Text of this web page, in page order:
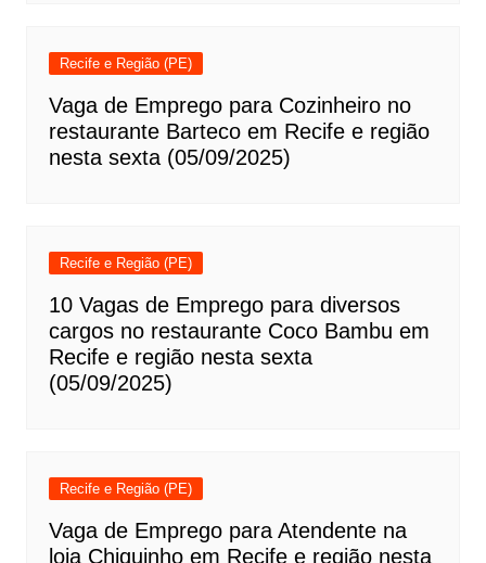
Recife e Região (PE)
Vaga de Emprego para Cozinheiro no
restaurante Barteco em Recife e região
nesta sexta (05/09/2025)
Recife e Região (PE)
10 Vagas de Emprego para diversos
cargos no restaurante Coco Bambu em
Recife e região nesta sexta
(05/09/2025)
Recife e Região (PE)
Vaga de Emprego para Atendente na
loja Chiquinho em Recife e região nesta